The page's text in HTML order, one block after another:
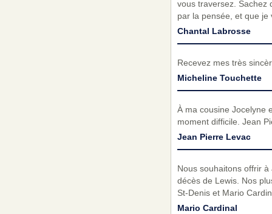
vous traversez. Sachez
par la pensée, et que je
Chantal Labrosse
Recevez mes très
Micheline Touchette
À ma cousine Jocelyne
moment difficile. Jean
Jean Pierre Levac
Nous souhaitons offrir
décès de Lewis. Nos
St-Denis et Mario
Mario Cardinal